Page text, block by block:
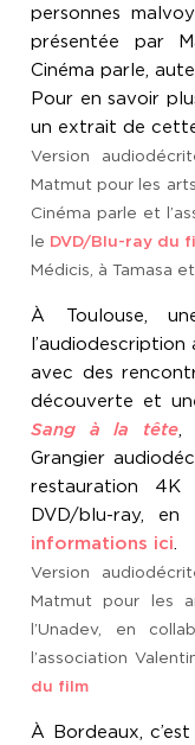
personnes
présentée par
Cinéma parle,
Pour en savoir
un extrait de
Version
Matmut pour les
Cinéma parle et
le DVD/Blu-ray du
Médicis, à Tamasa
À Toulouse,
l’audiodescription
avec des
découverte et
Sang à la tête,
Grangier
restauration
DVD/blu-ray,
informations ici.
Version
Matmut pour les
l’Unadev, en
l’association
du film
À Bordeaux, c’est